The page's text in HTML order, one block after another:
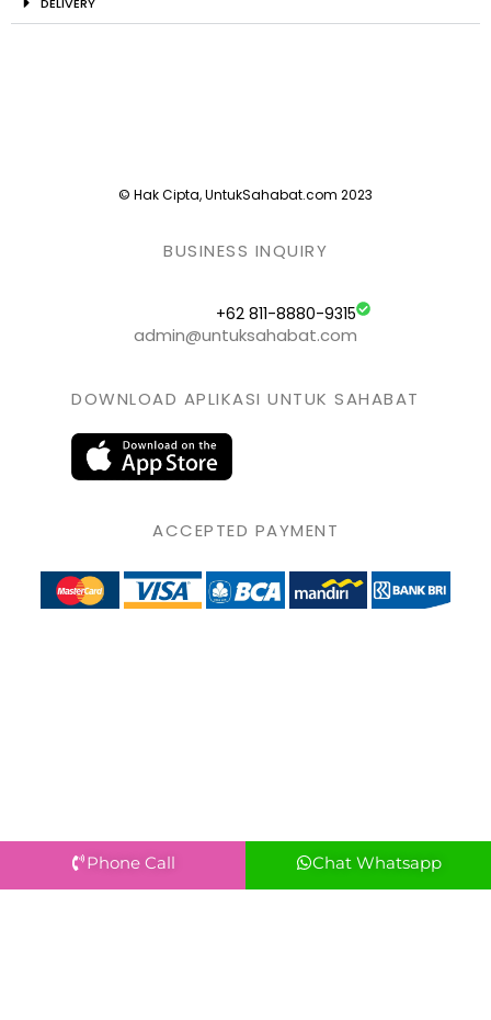
© Hak Cipta, UntukSahabat.com 2023
BUSINESS INQUIRY
+62 811-8880-9315
admin@untuksahabat.com
DOWNLOAD APLIKASI UNTUK SAHABAT
ACCEPTED PAYMENT
Phone Call Chat Whatsapp